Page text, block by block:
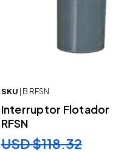
SKU | B RFSN
Interruptor Flotador
RFSN
USD $118.32